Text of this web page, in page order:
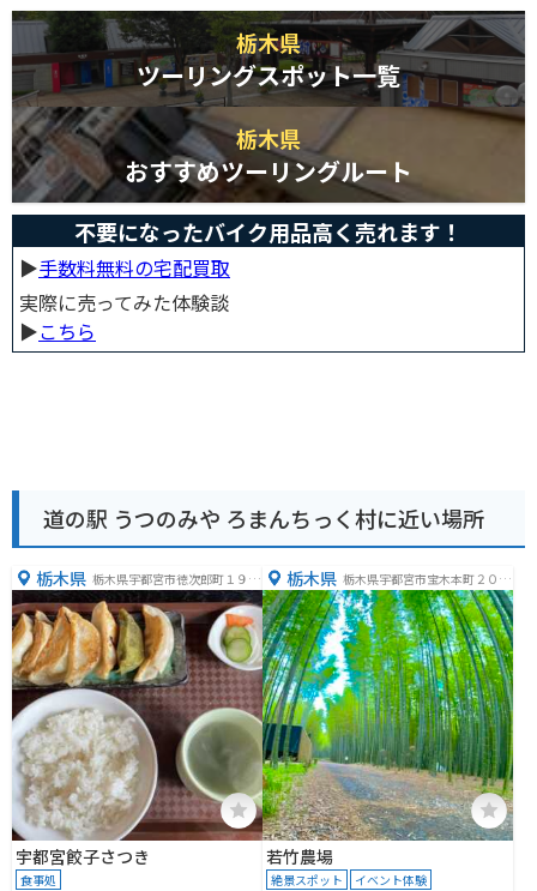
栃木県
ツーリングスポット一覧
栃木県
おすすめツーリングルート
不要になったバイク用品高く売れます！
▶︎手数料無料の宅配買取
実際に売ってみた体験談
▶︎こちら
道の駅 うつのみや ろまんちっく村に近い場所
栃木県 栃木県宇都宮市徳次郎町１９０
−４
宇都宮餃子さつき
食事処
栃木県 栃木県宇都宮市宝木本町２０１
８
若竹農場
絶景スポット イベント体験